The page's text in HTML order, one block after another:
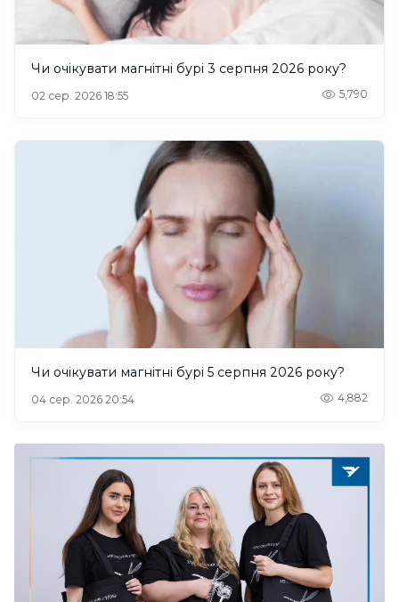
Чи очікувати магнітні бурі 3 серпня 2026 року?
02 сер. 2026 18:55 5,790
Чи очікувати магнітні бурі 5 серпня 2026 року?
04 сер. 2026 20:54 4,882